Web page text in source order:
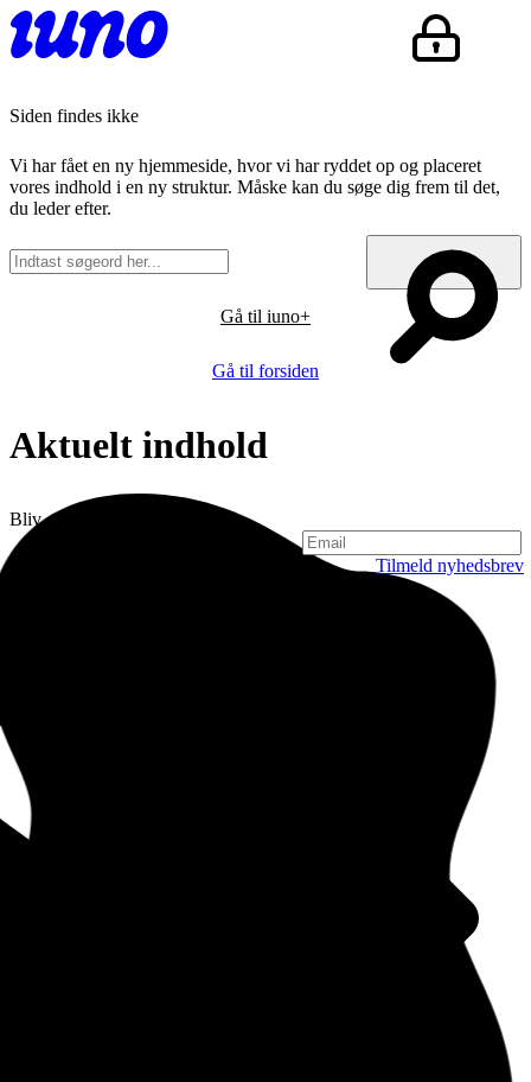
Siden findes ikke
Vi har fået en ny hjemmeside, hvor vi har ryddet op og placeret
vores indhold i en ny struktur. Måske kan du søge dig frem til det,
du leder efter.
Gå til iuno+
Gå til forsiden
Aktuelt indhold
Bliv opdateret
Tilmeld nyhedsbrev